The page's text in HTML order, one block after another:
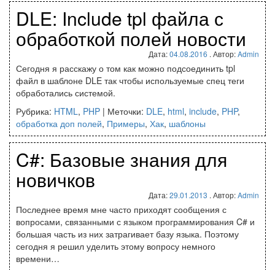
DLE: Include tpl файла с
обработкой полей новости
Дата:04.08.2016 . Автор:Admin
Сегодня я расскажу о том как можно подсоединить tpl
файл в шаблоне DLE так чтобы используемые спец теги
обработались системой.
Рубрика: HTML, PHP | Меточки: DLE, html, include, PHP,
обработка доп полей, Примеры, Хак, шаблоны
C#: Базовые знания для
новичков
Дата:29.01.2013 . Автор:Admin
Последнее время мне часто приходят сообщения с
вопросами, связанными с языком программирования C# и
большая часть из них затрагивает базу языка. Поэтому
сегодня я решил уделить этому вопросу немного
времени…